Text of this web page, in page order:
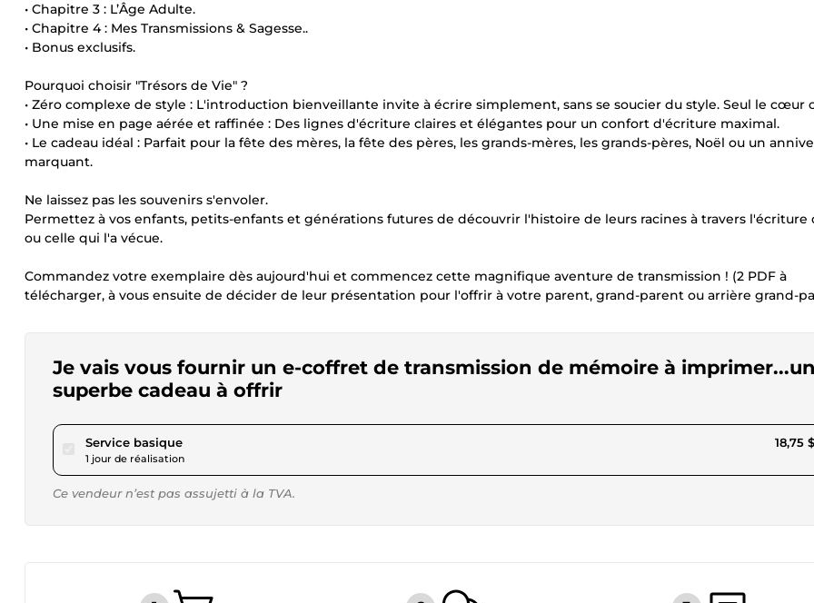
• Chapitre 3 : L’Âge Adulte.
• Chapitre 4 : Mes Transmissions & Sagesse..
• Bonus exclusifs.
Pourquoi choisir "Trésors de Vie" ?
• Zéro complexe de style : L'introduction bienveillante invite à écrire simplement, sans se soucier du style. Seul le cœur
• Une mise en page aérée et raffinée : Des lignes d'écriture claires et élégantes pour un confort d'écriture maximal.
• Le cadeau idéal : Parfait pour la fête des mères, la fête des pères, les grands-mères, les grands-pères, Noël ou un
marquant.
Ne laissez pas les souvenirs s'envoler.
Permettez à vos enfants, petits-enfants et générations futures de découvrir l'histoire de leurs racines à travers l'écriture
ou celle qui l'a vécue.
Commandez votre exemplaire dès aujourd'hui et commencez cette magnifique aventure de transmission ! (2 PDF à
télécharger, à vous ensuite de décider de leur présentation pour l'offrir à votre parent, grand-parent ou arrière grand-
Je vais vous fournir un e-coffret de transmission de mémoire à imprimer...un
superbe cadeau à offrir
Service basiquepour 17,28 $US
1 jour de réalisation
18,75
Ce vendeur n’est pas assujetti à la TVA.